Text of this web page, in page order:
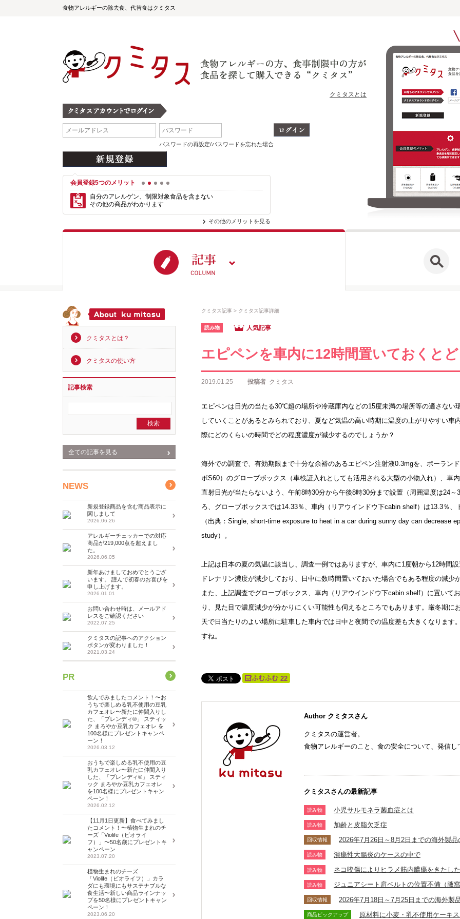
食物アレルギーの除去食、代替食はクミタス
クミタスとは
パスワードの再設定/パスワードを忘れた場合
会員登録5つのメリット 1 2 3 4
自分のアレルゲン、制限対象食品を含まない
その他の商品がわかります
購入・ブックマーク履歴がわかります
その他のメリットを見る
クミタス記事 クミタス記事詳細
読み物 人気記事
エピペンを車内に12時間置いておくと
2019.01.25 投稿者 クミタス
エピペンは日光の当たる30℃超の場所や冷蔵庫内などの15度未満の場所等の適さな
していくことがあるとみられており、夏など気温の高い時期に温度の上がりやすい
際にどのくらいの時間でどの程度濃度が減少するのでしょうか？
海外での調査で、有効期限まで十分な余裕のあるエピペン注射液0.3mgを、ポーラン
ボS60）のグローブボックス（車検証入れとしても活用される大型の小物入れ）、車
直射日光が当たらないよう、午前8時30分から午後8時30分まで設置（周囲温度は24
ろ、グローブボックスでは14.33％、車内（リアウインドウ下cabin shelf）は13.3％
（出典：Single, short-time exposure to heat in a car during sunny day can decrease
study）。
上記は日本の夏の気温に該当し、調査一例ではありますが、車内に1度朝から12時間
ドレナリン濃度が減少しており、日中に数時間置いておいた場合でもある程度の減少
また、上記調査でグローブボックス、車内（リアウインドウ下cabin shelf）に置いて
り、見た目で濃度減少が分かりにくい可能性も伺えるところでもあります。厳冬期
天で日当たりのよい場所に駐車した車内では日中と夜間での温度差も大きくなりま
すね。
22
Author クミタスさん
クミタスの運営者。
食物アレルギーのこと、食の安全について、発信し
クミタスさんの最新記事
読み物 小児サルモネラ菌血症とは
読み物 加齢と皮脂欠乏症
回収情報 2026年7月26日～8月2日までの海外製
読み物 潰瘍性大腸炎のケースの中で
読み物 ネコ咬傷によりヒラメ筋内膿瘍をきたし
読み物 ジュニアシート肩ベルトの位置不備（腋
回収情報 2026年7月18日～7月25日までの海外製
商品ピックアップ
原材料に小麦・乳不使用ケーキ
クミタスとは？
クミタスの使い方
記事検索
全ての記事を見る
NEWS
新規登録商品を含む商品表示に
関しまして
2026.06.26
アレルギーチェッカーでの対応
商品が219,000点を超えまし
た。
2026.06.05
新年あけましておめでとうござ
います。 謹んで初春のお喜びを
申し上げます。
2026.01.01
お問い合わせ時は、メールアド
レスをご確認ください
2022.07.25
クミタスの記事へのアクション
ボタンが変わりました！
2021.03.24
PR
飲んでみましたコメント！〜お
うちで楽しめる乳不使用の豆乳
カフェオレ〜新たに仲間入りし
た、「ブレンディ®」 スティッ
ク まろやか豆乳カフェオレ を
100名様にプレゼントキャンペ
ーン！
2026.03.12
おうちで楽しめる乳不使用の豆
乳カフェオレ〜新たに仲間入り
した、「ブレンディ®」 スティ
ック まろやか豆乳カフェオレ
を100名様にプレゼントキャン
ペーン！
2026.02.12
【11月1日更新】食べてみまし
たコメント！〜植物生まれのチ
ーズ「Violife（ビオライ
フ）」〜50名歳にプレゼントキ
ャンペーン
2023.07.20
植物生まれのチーズ
「Violife（ビオライフ）」カラ
ダにも環境にもサステナブルな
食生活〜新しい商品ラインナッ
プを50名様にプレゼントキャン
ペーン！
2023.06.20